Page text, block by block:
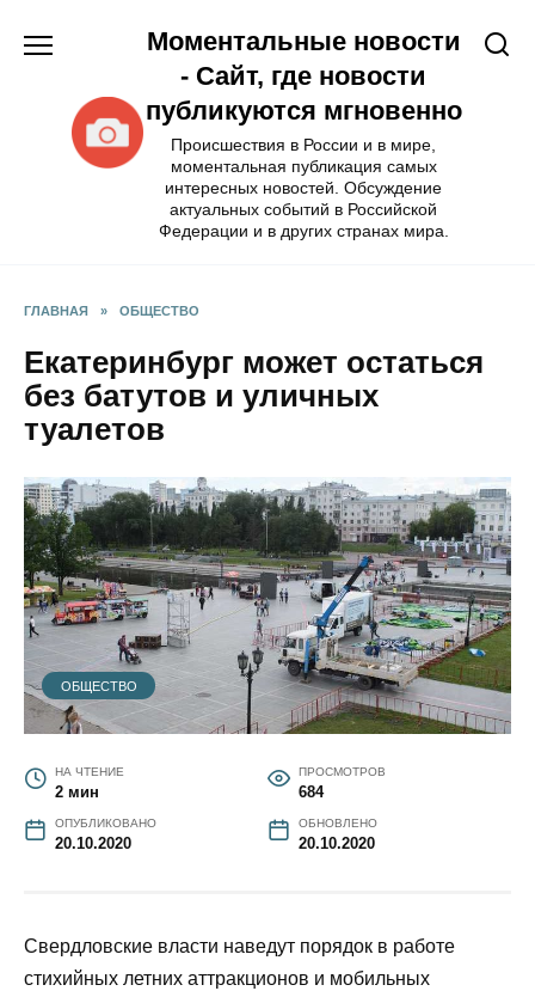
Моментальные новости
- Сайт, где новости
публикуются мгновенно
Происшествия в России и в мире,
моментальная публикация самых
интересных новостей. Обсуждение
актуальных событий в Российской
Федерации и в других странах мира.
ГЛАВНАЯ » ОБЩЕСТВО
Екатеринбург может остаться
без батутов и уличных
туалетов
ОБЩЕСТВО
НА ЧТЕНИЕ
2 мин
ПРОСМОТРОВ
684
ОПУБЛИКОВАНО
20.10.2020
ОБНОВЛЕНО
20.10.2020
Свердловские власти наведут порядок в работе
стихийных летних аттракционов и мобильных